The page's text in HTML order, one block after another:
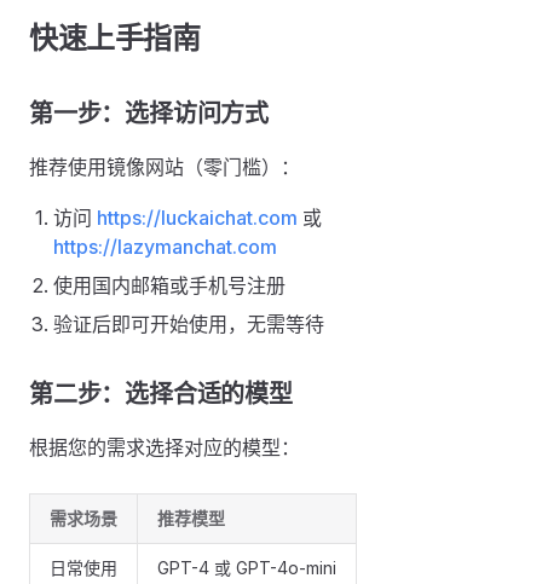
快速上手指南
第一步：选择访问方式
推荐使用镜像网站（零门槛）：
访问 https://luckaichat.com 或
https://lazymanchat.com
使用国内邮箱或手机号注册
验证后即可开始使用，无需等待
第二步：选择合适的模型
根据您的需求选择对应的模型：
需求场景 推荐模型
日常使用 GPT-4 或 GPT-4o-mini